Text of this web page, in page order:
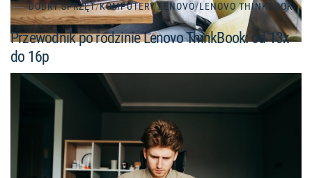
DOBRY SPRZĘT/KOMPUTERY LENOVO/LENOVO THINKBOOK
Przewodnik po rodzinie Lenovo ThinkBook: od 13x
do 16p